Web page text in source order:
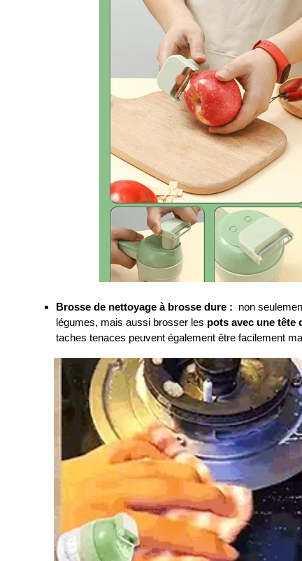
Brosse de nettoyage à brosse dure : non
légumes, mais aussi brosser les pots avec une tête
taches tenaces peuvent également être facilement